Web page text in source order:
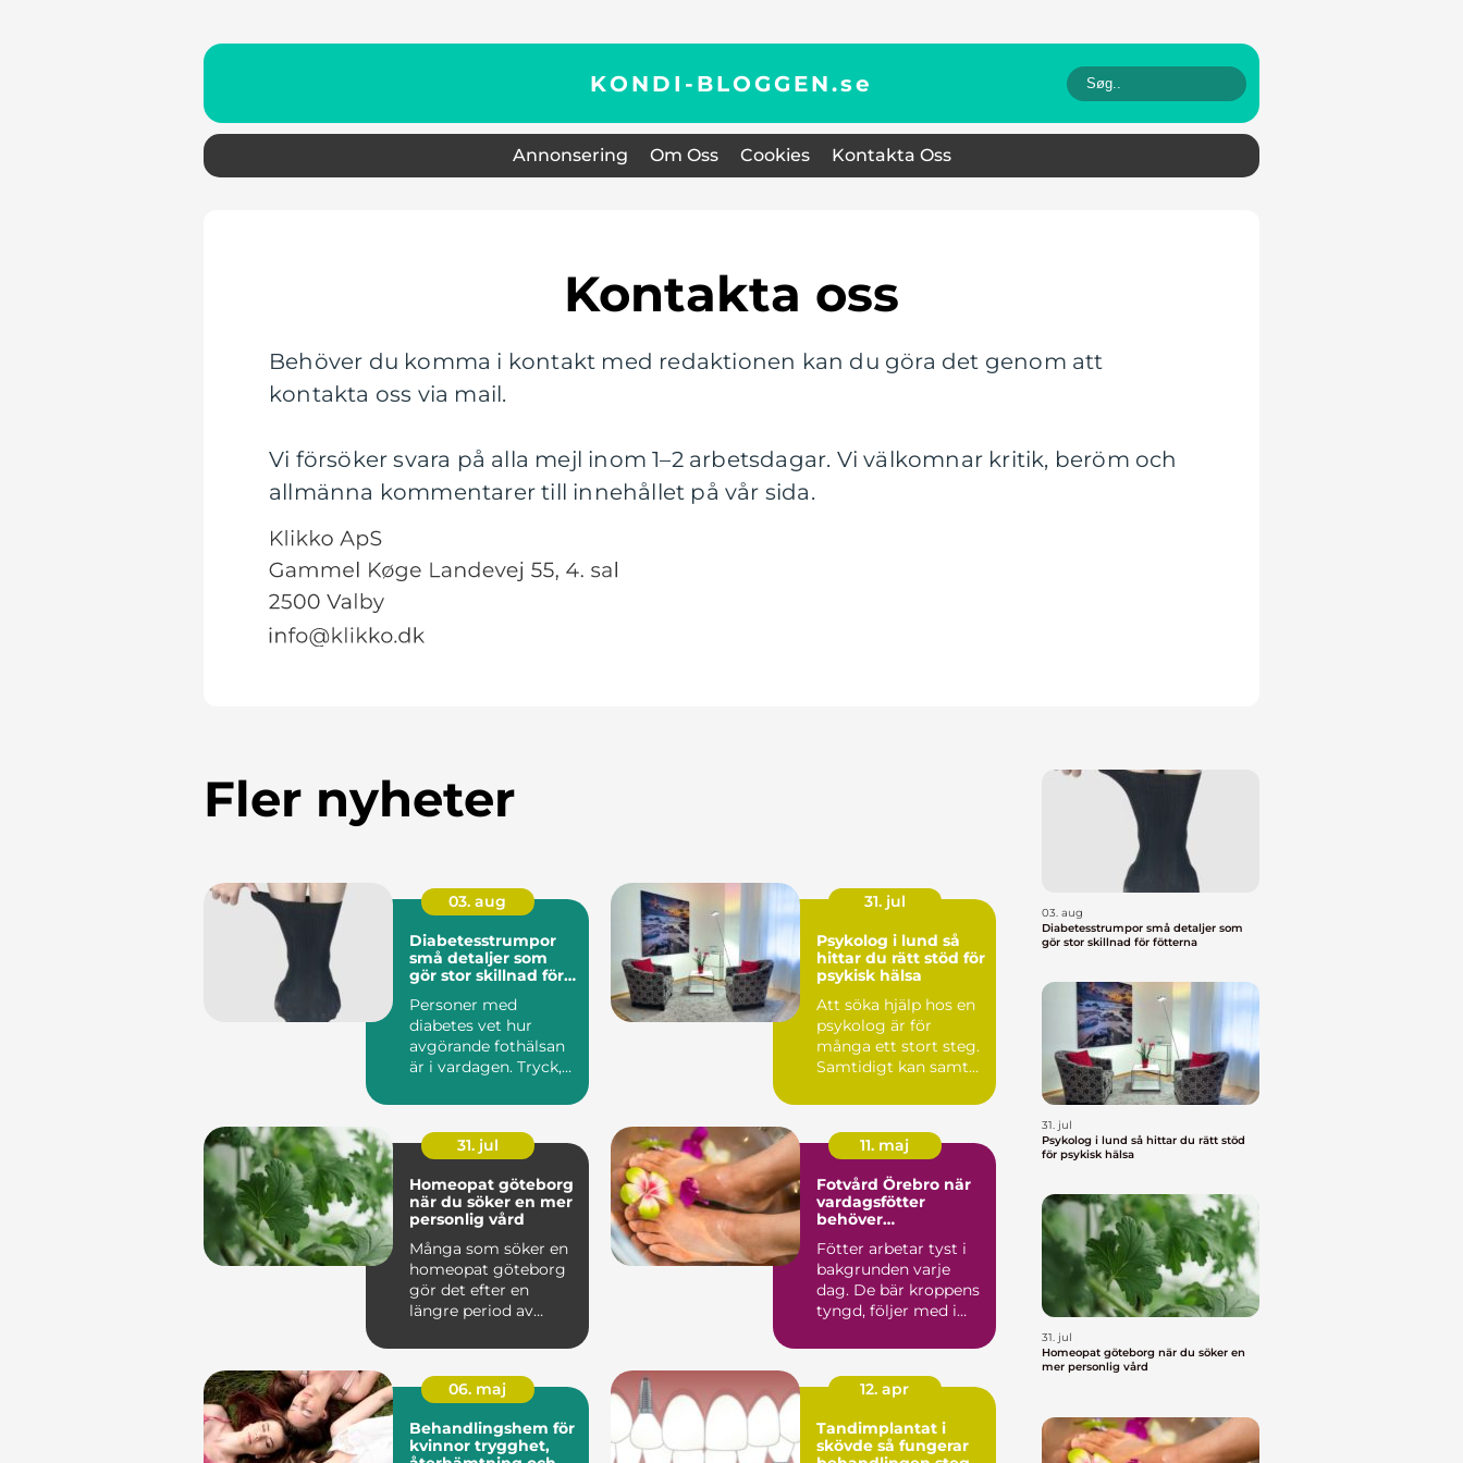
KONDI-BLOGGEN.se
Annonsering Om Oss Cookies Kontakta Oss
Kontakta oss
Behöver du komma i kontakt med redaktionen kan du göra det genom att
kontakta oss via mail.
Vi försöker svara på alla mejl inom 1–2 arbetsdagar. Vi välkomnar kritik, beröm och
allmänna kommentarer till innehållet på vår sida.
Fler nyheter
03. aug
Diabetesstrumpor
små detaljer som
gör stor skillnad för
Personer med
diabetes vet hur
avgörande fothälsan
är i vardagen. Tryck,
resår ka...
31. jul
Psykolog i lund så
hittar du rätt stöd för
psykisk hälsa
Att söka hjälp hos en
psykolog är för
många ett stort steg.
Samtidigt kan samtal
31. jul
Homeopat göteborg
när du söker en mer
personlig vård
Många som söker en
homeopat göteborg
gör det efter en
längre period av
återkommande
besvär...
11. maj
Fotvård Örebro när
vardagsfötter
behöver
Fötter arbetar tyst i
bakgrunden varje
dag. De bär kroppens
tyngd, följer med i
06. maj
Behandlingshem för
kvinnor trygghet,
12. apr
Tandimplantat i
skövde så fungerar
03. aug
Diabetesstrumpor små detaljer som
gör stor skillnad för fötterna
31. jul
Psykolog i lund så hittar du rätt stöd
för psykisk hälsa
31. jul
Homeopat göteborg när du söker en
mer personlig vård